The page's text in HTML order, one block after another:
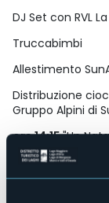
DJ Set con RVL
Truccabimbi
Allestimento
Distribuzione
Gruppo Alpini di
ore 14:15"Un
tradizioni
Compagnia
"Teatro